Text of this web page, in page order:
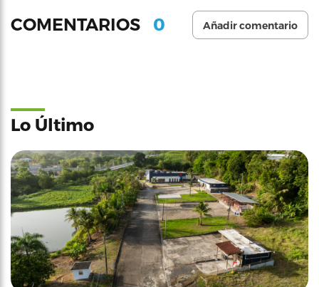
COMENTARIOS 0 Añadir comentario
Lo Último